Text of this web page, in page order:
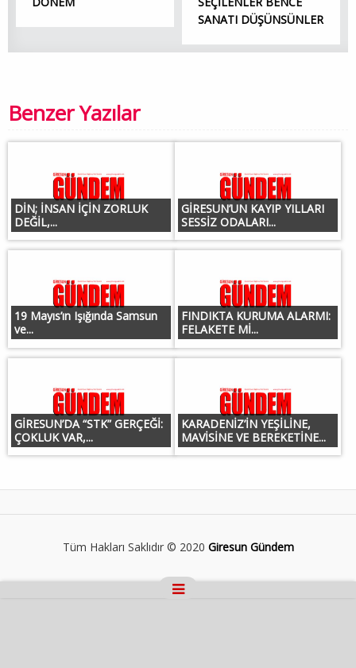
SANATI DÜŞÜNSÜNLER
Benzer Yazılar
DİN; İNSAN İÇİN ZORLUK
DEĞİL,...
GİRESUN’UN KAYIP YILLARI
SESSİZ ODALARI...
19 Mayıs’ın Işığında Samsun
ve...
FINDIKTA KURUMA ALARMI:
FELAKETE Mİ...
GİRESUN’DA “STK” GERÇEĞİ:
ÇOKLUK VAR,...
KARADENİZ’İN YEŞİLİNE,
MAVİSİNE VE BEREKETİNE...
Tüm Hakları Saklıdır © 2020 Giresun Gündem